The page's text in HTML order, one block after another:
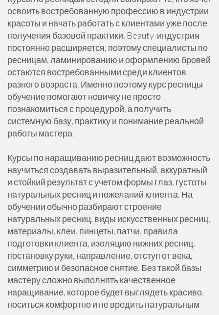
освоить востребованную профессию в индустрии
красоты и начать работать с клиентами уже после
получения базовой практики. Beauty-индустрия
постоянно расширяется, поэтому специалисты по
ресницам, ламинированию и оформлению бровей
остаются востребованными среди клиентов
разного возраста. Именно поэтому курс ресницы
обучение помогают новичку не просто
познакомиться с процедурой, а получить
системную базу, практику и понимание реальной
работы мастера.
Курсы по наращиванию ресниц дают возможность
научиться создавать выразительный, аккуратный
и стойкий результат с учетом формы глаз, густоты
натуральных ресниц и пожеланий клиента. На
обучении обычно разбирают строение
натуральных ресниц, виды искусственных ресниц,
материалы, клеи, пинцеты, патчи, правила
подготовки клиента, изоляцию нижних ресниц,
постановку руки, направление, отступ от века,
симметрию и безопасное снятие. Без такой базы
мастеру сложно выполнять качественное
наращивание, которое будет выглядеть красиво,
носиться комфортно и не вредить натуральным